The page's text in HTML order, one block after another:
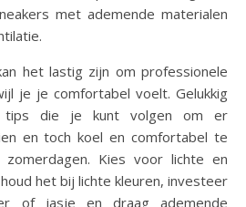
met ademende materialen
het lastig zijn om professionele
je je comfortabel voelt. Gelukkig
tips die je kunt volgen om er
en toch koel en comfortabel te
Kies voor lichte en
het bij lichte kleuren, investeer
of jasje en draag ademende